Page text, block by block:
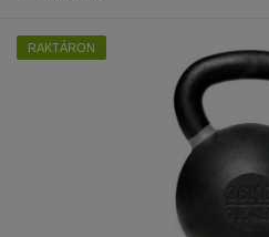
RAKTÁRON